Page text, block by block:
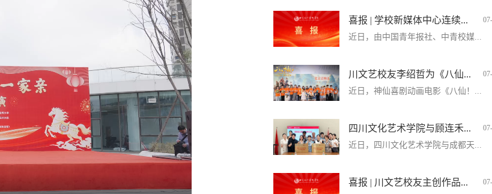
喜报 | 学校新媒体中心连续...
近日，由中国青年报社、中青校媒...
川文艺校友李绍哲为《八仙...
近日，神仙喜剧动画电影《八仙！...
四川文化艺术学院与顾连禾...
近日，四川文化艺术学院与成都天...
喜报 | 川文艺校友主创作品...